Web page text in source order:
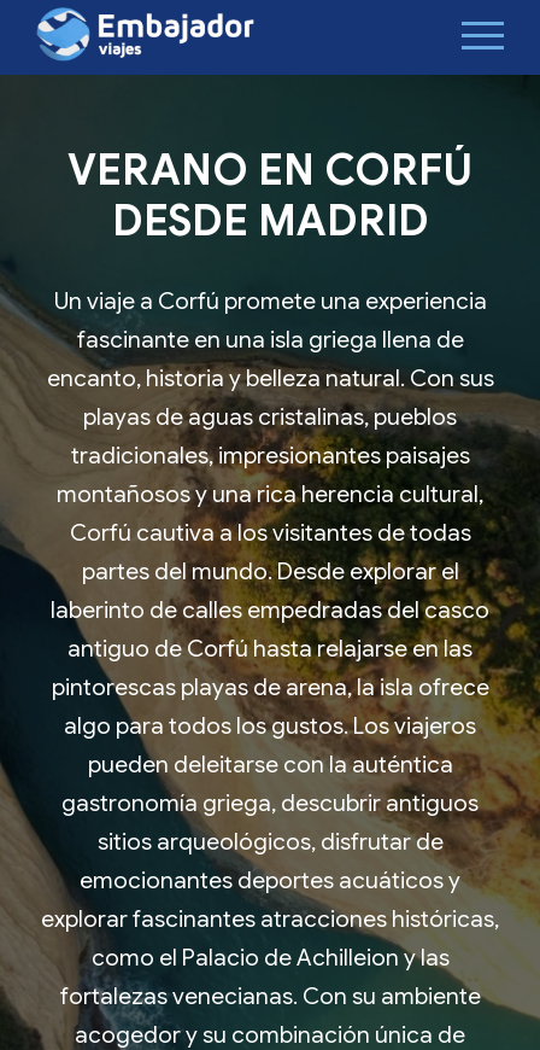
VERANO EN CORFÚ
DESDE MADRID
Un viaje a Corfú promete una experiencia
fascinante en una isla griega llena de
encanto, historia y belleza natural. Con sus
playas de aguas cristalinas, pueblos
tradicionales, impresionantes paisajes
montañosos y una rica herencia cultural,
Corfú cautiva a los visitantes de todas
partes del mundo. Desde explorar el
laberinto de calles empedradas del casco
antiguo de Corfú hasta relajarse en las
pintorescas playas de arena, la isla ofrece
algo para todos los gustos. Los viajeros
pueden deleitarse con la auténtica
gastronomía griega, descubrir antiguos
sitios arqueológicos, disfrutar de
emocionantes deportes acuáticos y
explorar fascinantes atracciones históricas,
como el Palacio de Achilleion y las
fortalezas venecianas. Con su ambiente
acogedor y su combinación única de